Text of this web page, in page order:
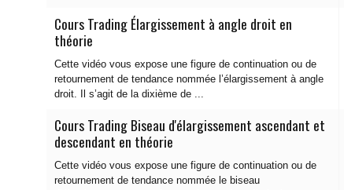
Cours Trading Élargissement à angle droit en
théorie
Cette vidéo vous expose une figure de continuation ou de
retournement de tendance nommée l’élargissement à angle
droit. Il s’agit de la dixième de ...
Cours Trading Biseau d'élargissement ascendant et
descendant en théorie
Cette vidéo vous expose une figure de continuation ou de
retournement de tendance nommée le biseau